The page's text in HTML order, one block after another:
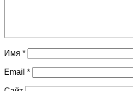
Имя *
Email *